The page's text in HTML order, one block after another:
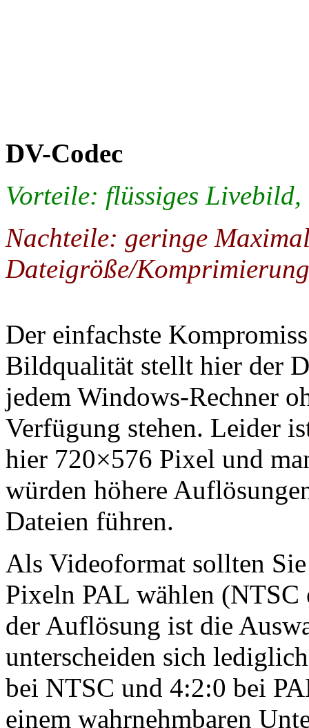
DV-Codec
Vorteile: flüssiges
Nachteile: geringe
Dateigröße/
Der einfachste
Bildqualität stellt hier der
jedem Windows-Rechner
Verfügung stehen. Leider
hier 720×576 Pixel und
würden höhere
Dateien führen.
Als Videoformat sollten
Pixeln PAL wählen (NTSC
der Auflösung ist die
unterscheiden sich
bei NTSC und 4:2:0 bei
einem wahrnehmbaren